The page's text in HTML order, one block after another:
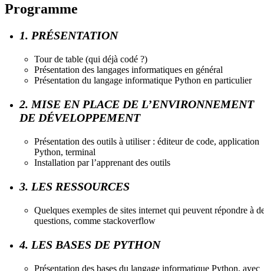
Programme
1. PRÉSENTATION
Tour de table (qui déjà codé ?)
Présentation des langages informatiques en général
Présentation du langage informatique Python en particulier
2. MISE EN PLACE DE L’ENVIRONNEMENT
DE DÉVELOPPEMENT
Présentation des outils à utiliser : éditeur de code, application
Python, terminal
Installation par l’apprenant des outils
3. LES RESSOURCES
Quelques exemples de sites internet qui peuvent répondre à
questions, comme stackoverflow
4. LES BASES DE PYTHON
Présentation des bases du langage informatique Python, avec